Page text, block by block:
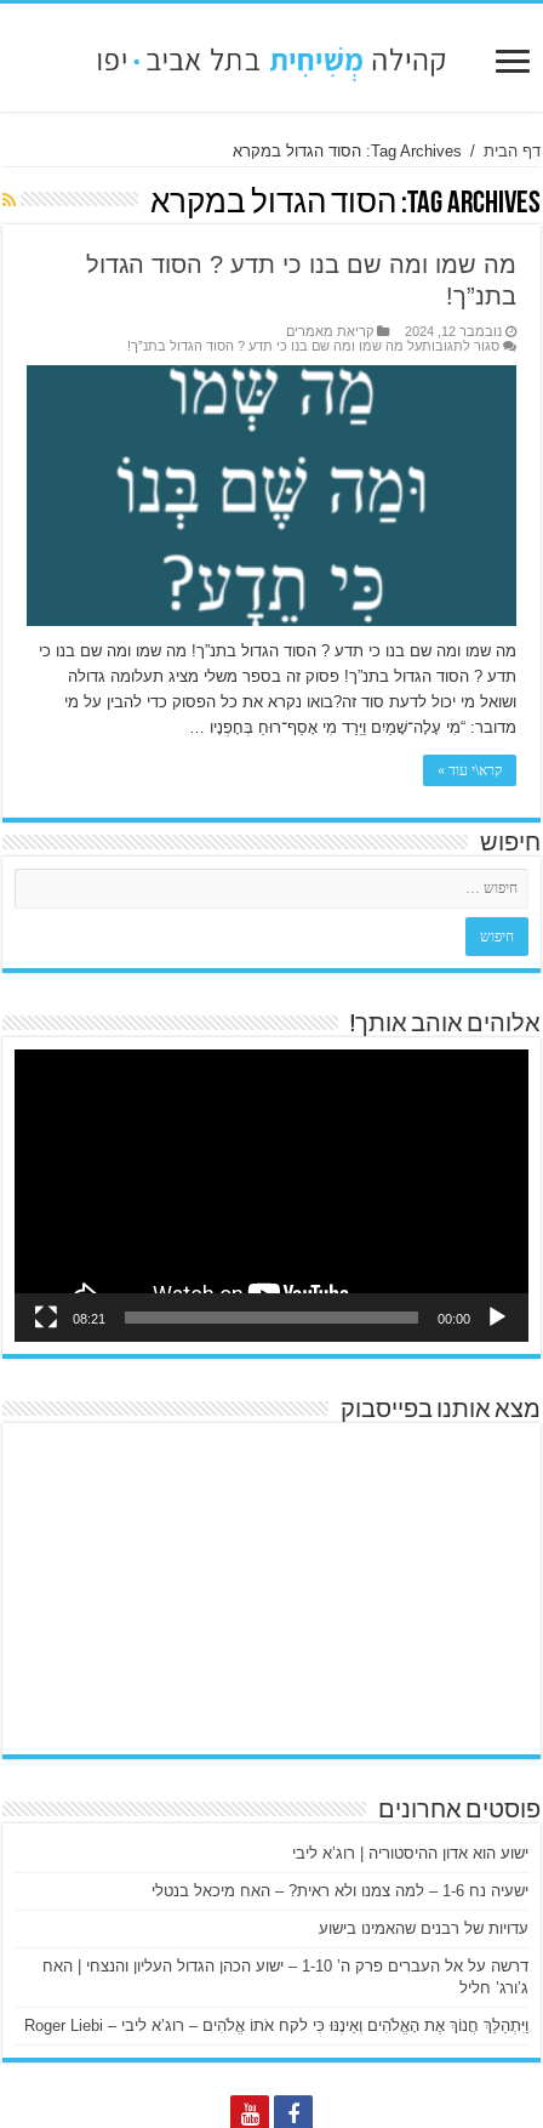
דף הבית / Tag Archives: הסוד הגדול במקרא
Tag Archives: הסוד הגדול במקרא
מה שמו ומה שם בנו כי תדע ? הסוד הגדול
בתנ”ך!
נובמבר 12, 2024
קריאת מאמרים
סגור לתגובותעל מה שמו ומה שם בנו כי תדע ? הסוד הגדול בתנ”ך!
מה שמו ומה שם בנו כי תדע ? הסוד הגדול בתנ”ך! מה שמו ומה שם בנו כי
תדע ? הסוד הגדול בתנ”ך! פסוק זה בספר משלי מציג תעלומה גדולה
ושואל מי יכול לדעת סוד זה?בואו נקרא את כל הפסוק כדי להבין על מי
מדובר: “מִי עָלָה־שָׁמַיִם וַיֵּרַד מִי אָסַף־רוּחַ בְּחָפְנָיו …
קרא\י עוד »
חיפוש
אלוהים אוהב אותך!
00:00
08:21
מצא אותנו בפייסבוק
פוסטים אחרונים
ישוע הוא אדון ההיסטוריה | רוג’א ליבי
ישעיה נח 1-6 – למה צמנו ולא ראית? – האח מיכאל בנטלי
עדויות של רבנים שהאמינו בישוע
דרשה על אל העברים פרק ה’ 1-10 – ישוע הכהן הגדול העליון והנצחי | האח
ג’ורג’ חליל
וַיִּתְהַלֵּךְ חֲנוֹךְ אֶת הָאֱלֹהִים וְאֵינֶנּוּ כִּי לקח אֹתוֹ אֱלֹהִים – רוג’א ליבי – Roger Liebi